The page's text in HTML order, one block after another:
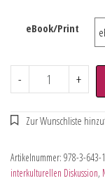
eBook/Print
- +
Artikelnummer: 978-3-643-
interkulturellen Diskussion,